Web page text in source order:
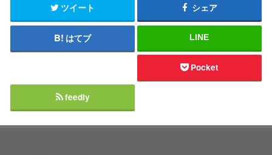
ツイート シェア
はてブ LINE
Pocket
feedly